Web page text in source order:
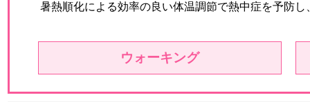
暑熱順化による効率の良い体温調節で熱中症を予防し
ウォーキング